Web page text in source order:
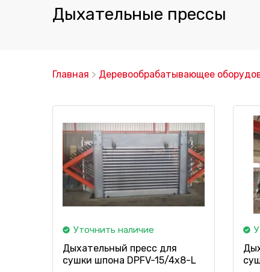
Дыхательные прессы
Главная > Деревообрабатывающее
Уточнить наличие
Дыхательный пресс для
сушки шпона DPFV-15/4x8-L